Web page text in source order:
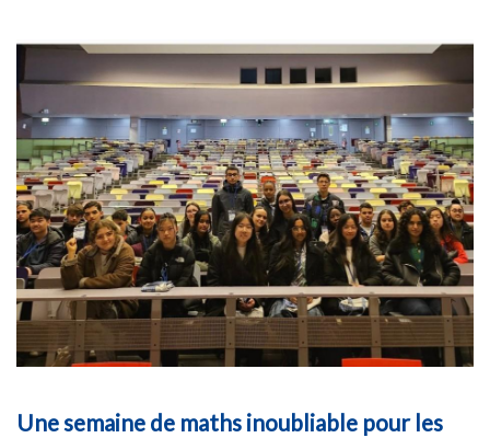
Une semaine de maths inoubliable pour les